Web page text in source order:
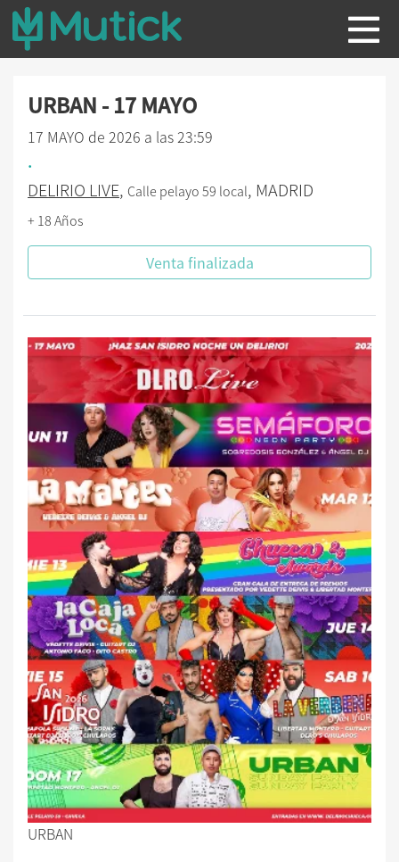
URBAN - 17 MAYO
17 MAYO de 2026 a las 23:59
.
DELIRIO LIVE, Calle pelayo 59 local, MADRID
+ 18 Años
Venta finalizada
URBAN